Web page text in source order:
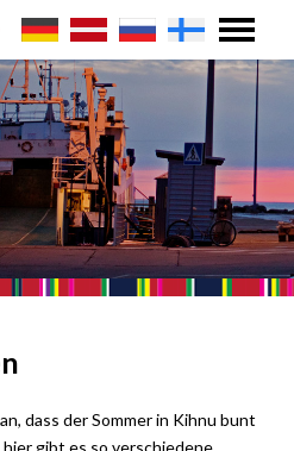
dass der Sommer in Kihnu bunt
gibt es so verschiedene